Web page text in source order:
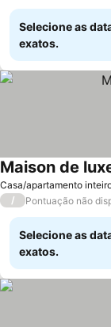
Selecione as
exatos.
Casa/apartamento
Maison de
/ Pontuação não
Selecione as
exatos.